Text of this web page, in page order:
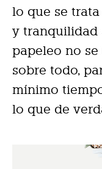
lo que se
y tranquilidad
papeleo no
sobre todo,
mínimo
lo que de